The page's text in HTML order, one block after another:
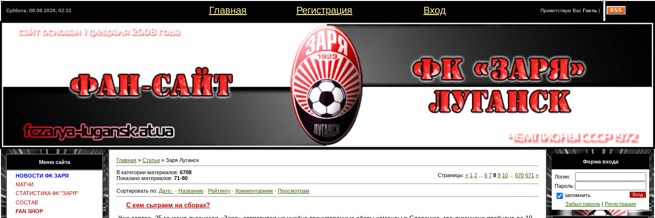
Суббота, 08.08.2026, 02:31 Главная Регистрация Вход Приветствую Вас Гость |
Меню сайта
НОВОСТИ ФК ЗАРЯ
МАТЧИ
СТАТИСТИКА ФК "ЗАРЯ"
СОСТАВ
FAN SHOP
Главная » Статьи » Заря Луганск
В категории материалов: 6708
Показано материалов: 71-80 Страницы: « 1 2 6 7 8 9 10 670 671 »
Сортировать по: Дате · Названию · Рейтингу · Комментариям · Просмотрам
С кем сыграем на сборах?
Форма входа
Логин:
Пароль:
запомнить
Забыл пароль| Регистрация